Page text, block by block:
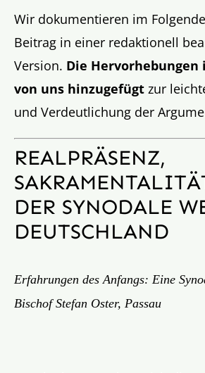
Wir dokumentieren im
Beitrag in einer redaktionell
Version. Die Hervorhebungen
von uns hinzugefügt zur
und Verdeutlichung der
REALPRÄSENZ,
DER SYNODALE
DEUTSCHLAND
Erfahrungen des Anfangs: Eine
Bischof Stefan Oster, Passau